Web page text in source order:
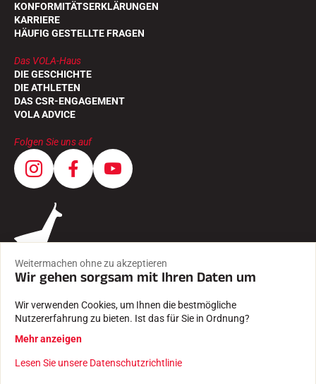
KONFORMITÄTSERKLÄRUNGEN
KARRIERE
HÄUFIG GESTELLTE FRAGEN
Das VOLA-Haus
DIE GESCHICHTE
DIE ATHLETEN
DAS CSR-ENGAGEMENT
VOLA ADVICE
Folgen Sie uns auf
RECHTLICHE HINWEISE
DATENSCHUTZRICHTLINIE
Weitermachen ohne zu akzeptieren
Wir gehen sorgsam mit Ihren Daten um
Wir verwenden Cookies, um Ihnen die bestmögliche
Nutzererfahrung zu bieten. Ist das für Sie in Ordnung?
Mehr anzeigen
Lesen Sie unsere Datenschutzrichtlinie